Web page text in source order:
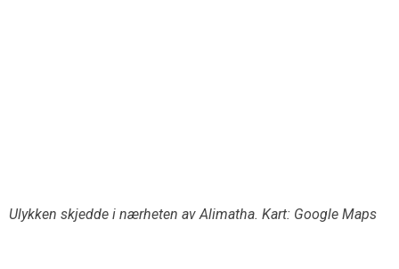
Ulykken skjedde i nærheten av Alimatha. Kart: Google Maps